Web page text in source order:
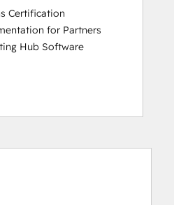
Certification
for Partners
Hub Software
Software
Software
Partner